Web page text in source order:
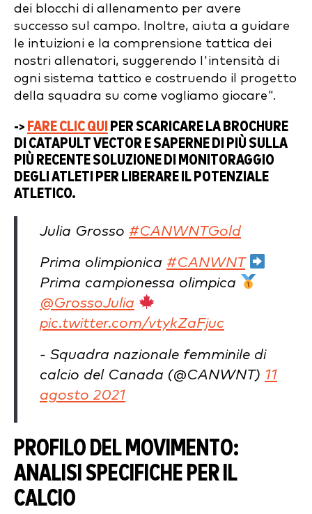
dei blocchi di allenamento per avere
successo sul campo. Inoltre, aiuta a guidare
le intuizioni e la comprensione tattica dei
nostri allenatori, suggerendo l'intensità di
ogni sistema tattico e costruendo il progetto
della squadra su come vogliamo giocare".
-> FARE CLIC QUI PER SCARICARE LA BROCHURE
DI CATAPULT VECTOR E SAPERNE DI PIÙ SULLA
PIÙ RECENTE SOLUZIONE DI MONITORAGGIO
DEGLI ATLETI PER LIBERARE IL POTENZIALE
ATLETICO.
Julia Grosso #CANWNTGold
Prima olimpionica #CANWNT
Prima campionessa olimpica
@GrossoJulia
pic.twitter.com/vtykZaFjuc
- Squadra nazionale femminile di
calcio del Canada (@CANWNT) 11
agosto 2021
PROFILO DEL MOVIMENTO:
ANALISI SPECIFICHE PER IL
CALCIO